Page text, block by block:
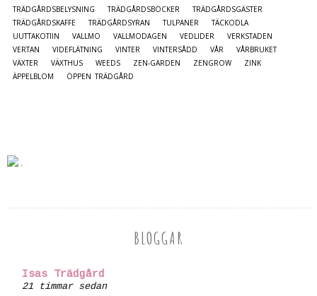
TRÄDGÅRDSBELYSNING
TRÄDGÅRDSBÖCKER
TRÄDGÅRDSGÄSTER
TRÄDGÅRDSKAFFE
TRÄDGÅRDSYRAN TULPANER
TÄCKODLA
UUTTAKOTIIN
VALLMO VALLMODAGEN VEDLIDER
VERKSTADEN
VERTAN
VIDEFLÄTNING VINTER VINTERSÅDD VÅR
VÅRBRUKET
VÄXTER
VÄXTHUS WEEDS ZEN-GARDEN ZENGROW
ZINK
ÄPPELBLOM
ÖPPEN TRÄDGÅRD
BLOGGAR
Isas Trädgård
21 timmar sedan